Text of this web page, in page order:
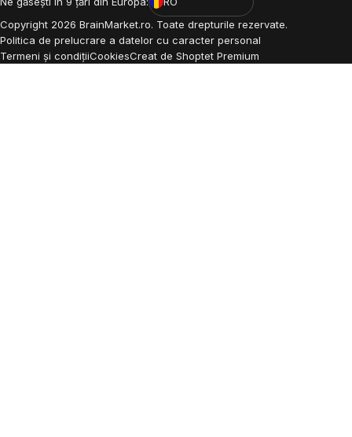
Copyright 2026 BrainMarket.ro. Toate drepturile rezervate.
Politica de prelucrare a datelor cu caracter personal
Termeni și condițiiCookiesCreat de Shoptet Premium